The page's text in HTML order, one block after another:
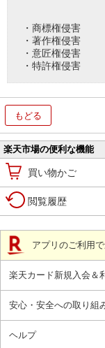
・商標権侵害
・著作権侵害
・意匠権侵害
・特許権侵害
もどる
楽天市場の便利な機能
買い物かご
閲覧履歴
アプリのご利用
楽天カード新規入会＆
安心・安全への取り組
ヘルプ